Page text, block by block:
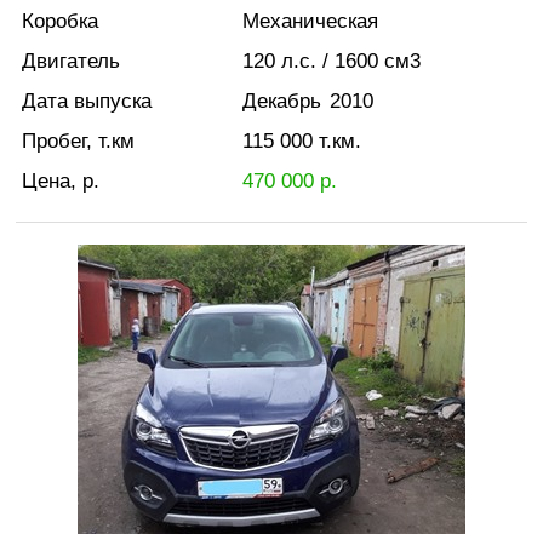
Коробка
Механическая
Двигатель
120 л.с. / 1600 см3
Дата выпуска
Декабрь 2010
Пробег, т.км
115 000 т.км.
Цена, р.
470 000р.